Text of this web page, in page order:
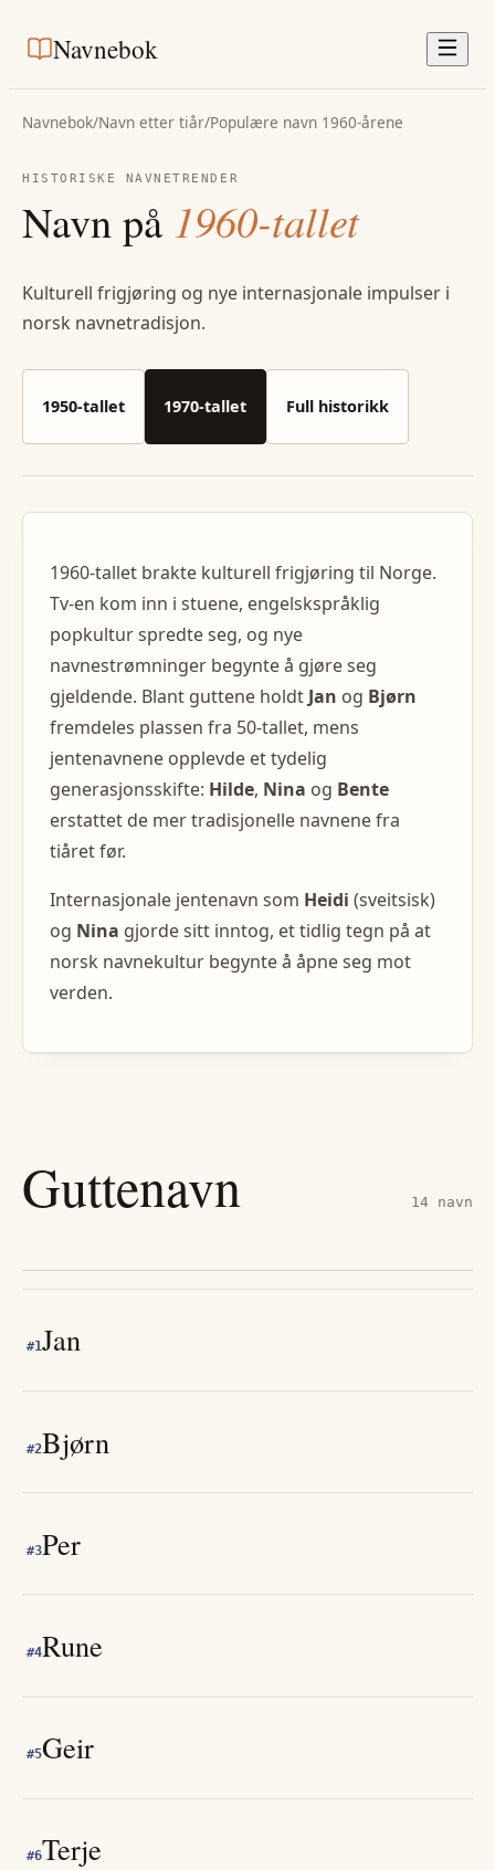
Navnebok
Navnebok/Navn etter tiår/Populære navn 1960-årene
HISTORISKE NAVNETRENDER
Navn på 1960-tallet
Kulturell frigjøring og nye internasjonale impulser i
norsk navnetradisjon.
1950-tallet 1970-tallet Full historikk
1960-tallet brakte kulturell frigjøring til Norge.
Tv-en kom inn i stuene, engelskspråklig
popkultur spredte seg, og nye
navnestrømninger begynte å gjøre seg
gjeldende. Blant guttene holdt Jan og Bjørn
fremdeles plassen fra 50-tallet, mens
jentenavnene opplevde et tydelig
generasjonsskifte: Hilde, Nina og Bente
erstattet de mer tradisjonelle navnene fra
tiåret før.
Internasjonale jentenavn som Heidi (sveitsisk)
og Nina gjorde sitt inntog, et tidlig tegn på at
norsk navnekultur begynte å åpne seg mot
verden.
Guttenavn 14 navn
#1Jan
#2Bjørn
#3Per
#4Rune
#5Geir
#6Terje